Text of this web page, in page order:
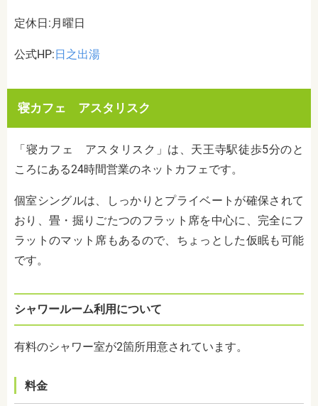
定休日:月曜日
公式HP: 日之出湯
寝カフェ アスタリスク
「寝カフェ アスタリスク」は、天王寺駅徒歩5分のと
ころにある24時間営業のネットカフェです。
個室シングルは、しっかりとプライベートが確保されて
おり、畳・掘りごたつのフラット席を中心に、完全にフ
ラットのマット席もあるので、ちょっとした仮眠も可能
です。
シャワールーム利用について
有料のシャワー室が2箇所用意されています。
料金